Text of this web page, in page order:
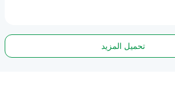
تحميل المزيد